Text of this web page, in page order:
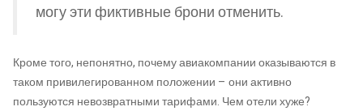
могу эти фиктивные брони отменить.
Кроме того, непонятно, почему авиакомпании оказываются в
таком привилегированном положении – они активно
пользуются невозвратными тарифами. Чем отели хуже?